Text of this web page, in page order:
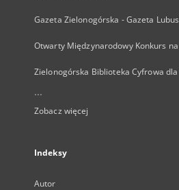
Gazeta Zielonogórska - Gazeta
Otwarty Międzynarodowy Konkurs
Zielonogórska Biblioteka Cyfrowa
...
Zobacz więcej
Indeksy
Autor